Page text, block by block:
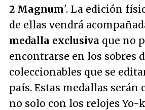
2 Magnum'. La edición
de ellas vendrá
medalla exclusiva que no
encontrarse en los sobres
coleccionables que se
país. Estas medallas serán
no solo con los relojes Yo-